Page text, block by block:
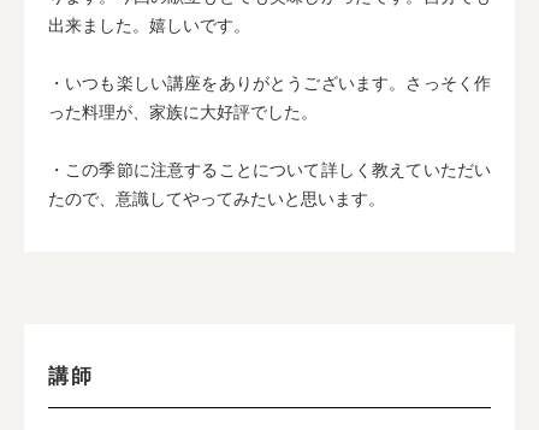
出来ました。嬉しいです。
・いつも楽しい講座をありがとうございます。さっそく作
った料理が、家族に大好評でした。
・この季節に注意することについて詳しく教えていただい
たので、意識してやってみたいと思います。
講師